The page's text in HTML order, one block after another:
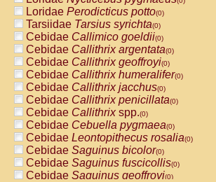
Loridae Perodicticus potto(0)
Tarsiidae Tarsius syrichta(0)
Cebidae Callimico goeldii(0)
Cebidae Callithrix argentata(0)
Cebidae Callithrix geoffroyi(0)
Cebidae Callithrix humeralifer(0)
Cebidae Callithrix jacchus(0)
Cebidae Callithrix penicillata(0)
Cebidae Callithrixspp.(0)
Cebidae Cebuella pygmaea(0)
Cebidae Leontopithecus rosalia(0)
Cebidae Saguinus bicolor(0)
Cebidae Saguinus fuscicollis(0)
Cebidae Saguinus geoffroyi(0)